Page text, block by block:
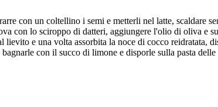
con un coltellino i semi e metterli nel latte, scaldare
con lo sciroppo di datteri, aggiungere l'olio di oliva e
lievito e una volta assorbita la noce di cocco
con il succo di limone e disporle sulla pasta